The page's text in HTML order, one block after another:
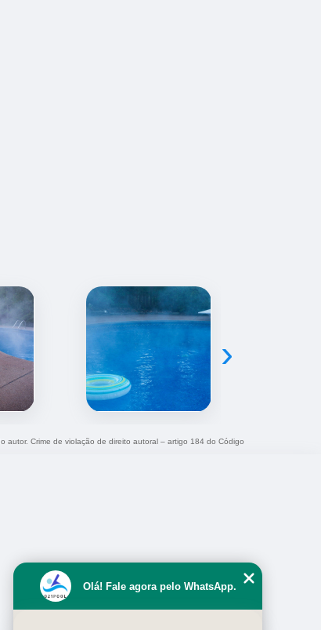
›
autor. Crime de violação de direito autoral – artigo 184 do Código
Olá! Fale agora pelo WhatsApp.